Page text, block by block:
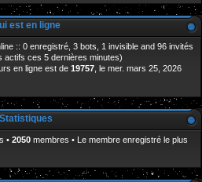
est en ligne
:: 0 enregistré, 3 bots, 1 invisible and 96 invités
actifs ces 5 dernières minutes)
en ligne est de 19757 , le mer. mars 25, 2026
Statistiques
• 2050 membres • Le membre enregistré le plus